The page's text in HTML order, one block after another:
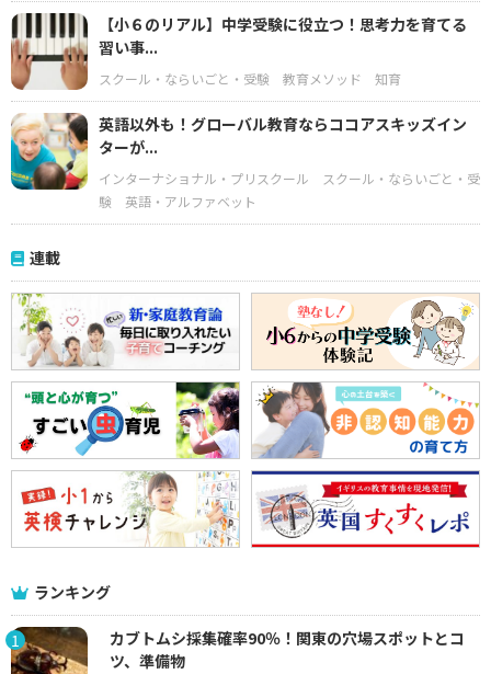
【小６のリアル】中学受験に役立つ！思考力を育てる
習い事...
スクール・ならいごと・受験 教育メソッド 知育
英語以外も！グローバル教育ならココアスキッズイン
ターが...
インターナショナル・プリスクール
スクール・ならいごと・受
験
英語・アルファベット
連載
ランキング
1
カブトムシ採集確率90％！関東の穴場スポットとコ
ツ、準備物